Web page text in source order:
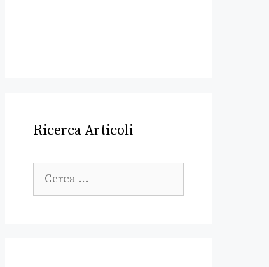
Ricerca Articoli